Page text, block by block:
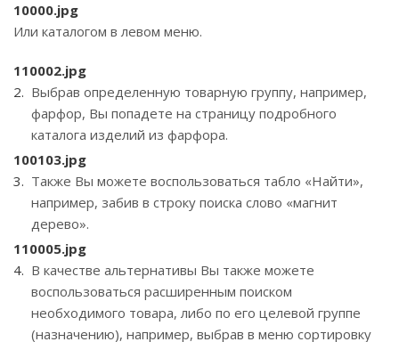
10000.jpg
Или каталогом в левом меню.
110002.jpg
Выбрав определенную товарную группу, например,
фарфор, Вы попадете на страницу подробного
каталога изделий из фарфора.
100103.jpg
Также Вы можете воспользоваться табло «Найти»,
например, забив в строку поиска слово «магнит
дерево».
110005.jpg
В качестве альтернативы Вы также можете
воспользоваться расширенным поиском
необходимого товара, либо по его целевой группе
(назначению), например, выбрав в меню сортировку